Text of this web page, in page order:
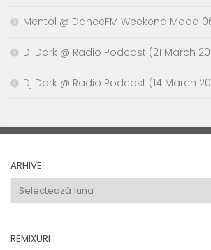
Mentol @ DanceFM Weekend Mood
Dj Dark @ Radio Podcast (21 March
Dj Dark @ Radio Podcast (14 March
ARHIVE
Arhive
REMIXURI